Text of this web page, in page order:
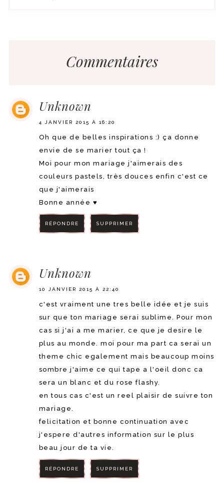
Commentaires
Unknown
4 JANVIER 2015 À 16:20
Oh que de belles inspirations :) ça donne
envie de se marier tout ça !
Moi pour mon mariage j'aimerais des
couleurs pastels, très douces enfin c'est ce
que j'aimerais
Bonne année ♥
RÉPONDRE SUPPRIMER
Unknown
10 JANVIER 2015 À 22:40
c'est vraiment une tres belle idée et je suis
sur que ton mariage serai sublime. Pour mon
cas si j'ai a me marier, ce que je desire le
plus au monde. moi pour ma part ca serai un
theme chic egalement mais beaucoup moins
sombre j'aime ce qui tape a l'oeil donc ca
sera un blanc et du rose flashy.
en tous cas c'est un reel plaisir de suivre ton
mariage.
felicitation et bonne continuation avec
j'espere d'autres information sur le plus
beau jour de ta vie.
RÉPONDRE SUPPRIMER